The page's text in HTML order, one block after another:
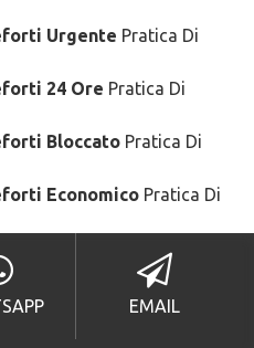
Urgente Pratica Di
24 Ore Pratica Di
Bloccato Pratica Di
Economico Pratica Di
Pratica Di
Notturno
Pratica Di
EMAIL